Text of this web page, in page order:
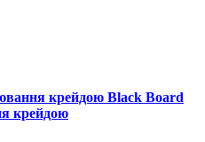
крейдою Black Board
крейдою